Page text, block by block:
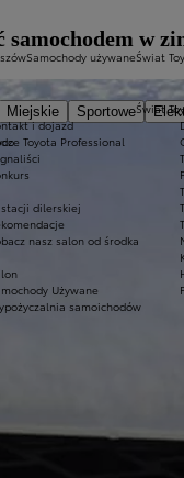
Miejskie Sportowe
Toyota Professional
i dojazd
dilerskiej
nasz salon od środka
Używane
samoichodów
Samochody używaneŚwiat
Świat
w